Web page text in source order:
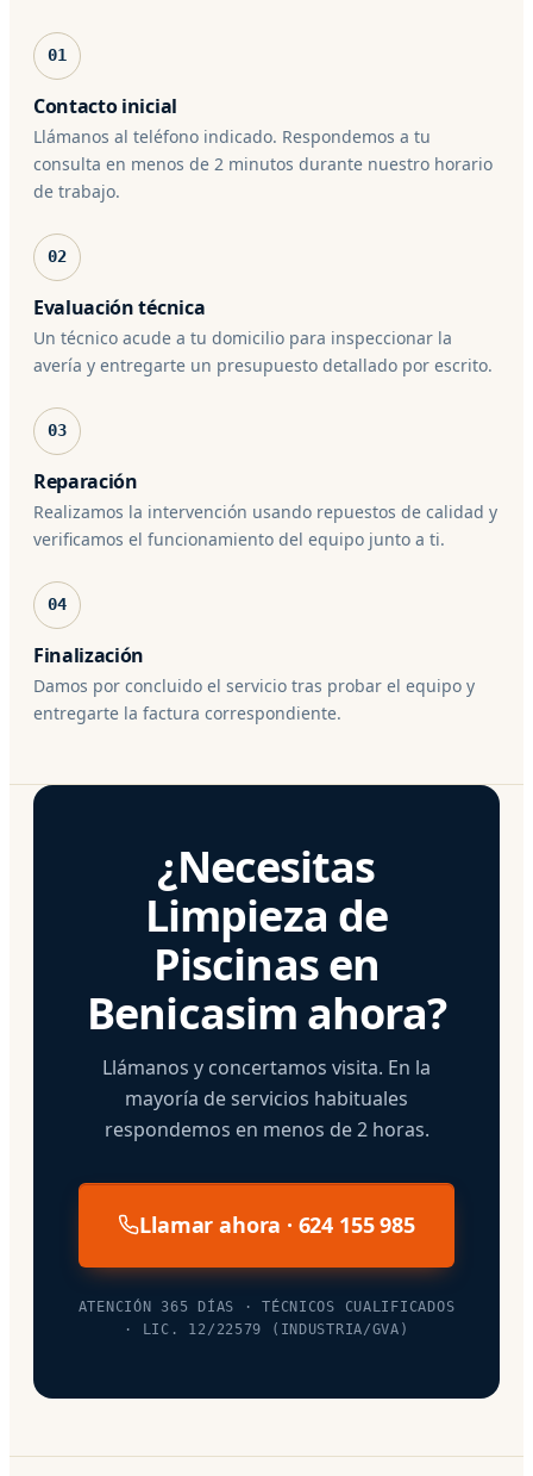
01
Contacto inicial
Llámanos al teléfono indicado. Respondemos a tu
consulta en menos de 2 minutos durante nuestro horario
de trabajo.
02
Evaluación técnica
Un técnico acude a tu domicilio para inspeccionar la
avería y entregarte un presupuesto detallado por escrito.
03
Reparación
Realizamos la intervención usando repuestos de calidad y
verificamos el funcionamiento del equipo junto a ti.
04
Finalización
Damos por concluido el servicio tras probar el equipo y
entregarte la factura correspondiente.
¿Necesitas
Limpieza de
Piscinas en
Benicasim ahora?
Llámanos y concertamos visita. En la
mayoría de servicios habituales
respondemos en menos de 2 horas.
Llamar ahora · 624 155 985
ATENCIÓN 365 DÍAS · TÉCNICOS CUALIFICADOS
· LIC. 12/22579 (INDUSTRIA/GVA)